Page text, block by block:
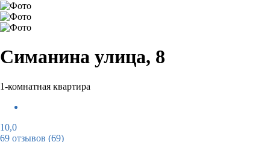
Симанина улица, 8
1-комнатная квартира
10,0
69 отзывов (69)